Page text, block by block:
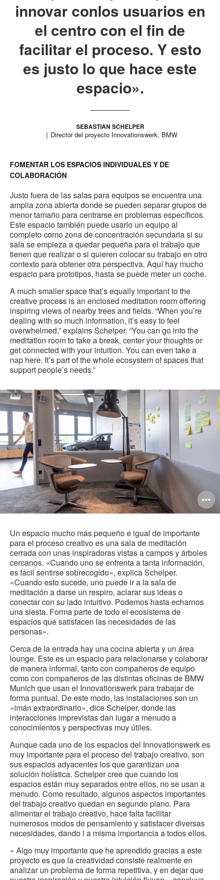
innovar conlos usuarios en
el centro con el fin de
facilitar el proceso. Y esto
es justo lo que hace este
espacio».
SEBASTIAN SCHELPER
Director del proyecto Innovationswerk, BMW
FOMENTAR LOS ESPACIOS INDIVIDUALES Y DE
COLABORACIÓN
Justo fuera de las salas para equipos se encuentra una
amplia zona abierta donde se pueden separar grupos de
menor tamaño para centrarse en problemas específicos.
Este espacio también puede usarlo un equipo al
completo como zona de concentración secundaria si su
sala se empieza a quedar pequeña para el trabajo que
tienen que realizar o si quieren colocar su trabajo en otro
contexto para obtener otra perspectiva. Aquí hay mucho
espacio para prototipos, hasta se puede meter un coche.
A much smaller space that’s equally important to the
creative process is an enclosed meditation room offering
inspiring views of nearby trees and fields. “When you’re
dealing with so much information, it’s easy to feel
overwhelmed,” explains Schelper. “You can go into the
meditation room to take a break, center your thoughts or
get connected with your intuition. You can even take a
nap here. It’s part of the whole ecosystem of spaces that
support people’s needs.”
Un espacio mucho más pequeño e igual de importante
para el proceso creativo es una sala de meditación
cerrada con unas inspiradoras vistas a campos y árboles
cercanos. «Cuando uno se enfrenta a tanta información,
es fácil sentirse sobrecogido», explica Schelper.
«Cuando esto sucede, uno puede ir a la sala de
meditación a darse un respiro, aclarar sus ideas o
conectar con su lado intuitivo. Podemos hasta echarnos
una siesta. Forma parte de todo el ecosistema de
espacios que satisfacen las necesidades de las
personas».
Cerca de la entrada hay una cocina abierta y un área
lounge. Este es un espacio para relacionarse y colaborar
de manera informal, tanto con compañeros de equipo
como con compañeros de las distintas oficinas de BMW
Munich que usan el Innovationswerk para trabajar de
forma puntual. De este modo, las instalaciones son un
«imán extraordinario», dice Schelper, donde las
interacciones imprevistas dan lugar a menudo a
conocimientos y perspectivas muy útiles.
Aunque cada uno de los espacios del Innovationswerk es
muy importante para el proceso del trabajo creativo, son
sus espacios adyacentes los que garantizan una
solución holística. Schelper cree que cuando los
espacios están muy separados entre ellos, no se usan a
menudo. Como resultado, algunos aspectos importantes
del trabajo creativo quedan en segundo plano. Para
alimentar el trabajo creativo, hace falta facilitar
numerosos modos de pensamiento y satisfacer diversas
necesidades, dando l a misma importancia a todos ellos.
« Algo muy importante que he aprendido gracias a este
proyecto es que la creatividad consiste realmente en
analizar un problema de forma repetitiva, y en dejar que